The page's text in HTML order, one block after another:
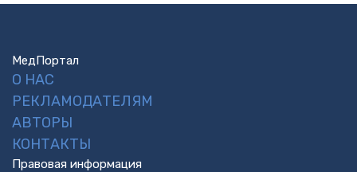
МедПортал
О НАС
РЕКЛАМОДАТЕЛЯМ
АВТОРЫ
КОНТАКТЫ
Правовая информация